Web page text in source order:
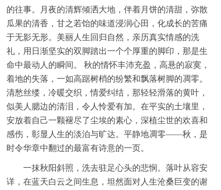
的往事。月夜的清辉倾洒大地，伴着月饼的清甜，弥散
瓜果的清香，甘之若饴的味道浸润心田，化成长的苦痛
于无影无形。美丽人生回归自然，亲历真实情感的洗
礼，用日渐坚实的双脚踏出一个个厚重的脚印，那是生
命中最动人的瞬间。 秋的情怀丰沛充盈，高悬的寂寞，
着地的失落，一如高踞树梢的纷繁和飘落树脚的凋零。
清愁丝缕，冷暖交织，情爱纠结，那轻轻滑落的黄叶，
似美人腮边的清泪，令人怜爱有加。在平实的土壤里，
安放着自己一颗褪尽了尘埃的素心，深植尘世的欢喜和
感伤，彰显人生的淡泊与旷达。平静地凋零——秋，是
时令华章中翻过的最富有诗意的一页。
一抹秋阳斜照，洗去驻足心头的悲悯。落叶从容安
详，在蓝天白云之间生息，坦然面对人生沧桑巨变的谢